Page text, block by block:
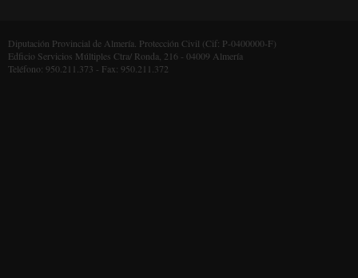
Diputación Provincial de Almería. Protección Civil (Cif: P-0400000-F)
Edficio Servicios Múltiples Ctra/ Ronda, 216 - 04009 Almería
Teléfono: 950.211.373 - Fax: 950.211.372